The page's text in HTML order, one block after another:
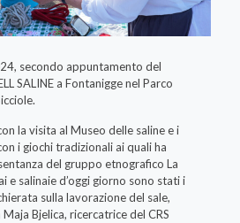
secondo appuntamento del
SALINE a Fontanigge nel Parco
la visita al Museo delle saline e i
i giochi tradizionali ai quali ha
del gruppo etnografico La
e salinaie d’oggi giorno sono stati i
sulla lavorazione del sale,
Bjelica, ricercatrice del CRS